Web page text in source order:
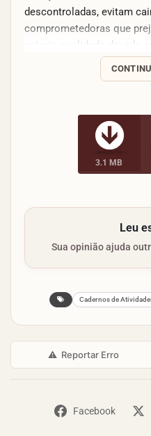
descontroladas, evitam
comprometedoras que
própria qualidade de vida
3.1 MB
Leu
Sua opinião ajuda
Cadernos de
⚠ Reportar Erro
Facebook